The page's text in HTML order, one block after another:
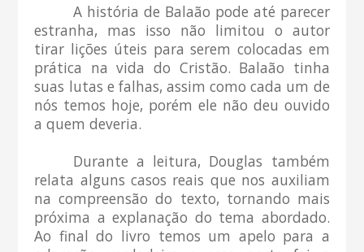
A história de Balaão pode até parecer
estranha, mas isso não limitou o autor
tirar lições úteis para serem colocadas em
prática na vida do Cristão. Balaão tinha
suas lutas e falhas, assim como cada um de
nós temos hoje, porém ele não deu ouvido
a quem deveria.
Durante a leitura, Douglas também
relata alguns casos reais que nos auxiliam
na compreensão do texto, tornando mais
próxima a explanação do tema abordado.
Ao final do livro temos um apelo para a